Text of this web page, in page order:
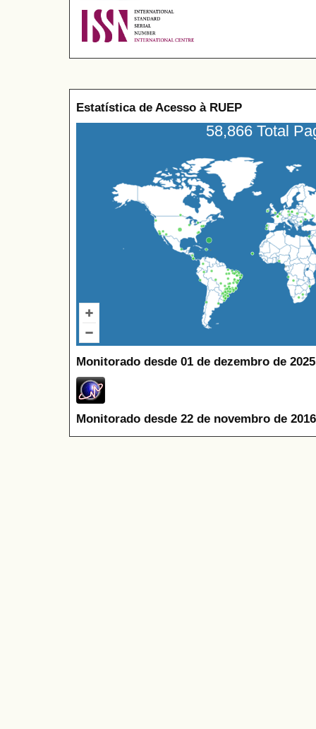
Estatística de Acesso à RUEP
58,866 Total
Monitorado desde 01 de dezembro de
Monitorado desde 22 de novembro de